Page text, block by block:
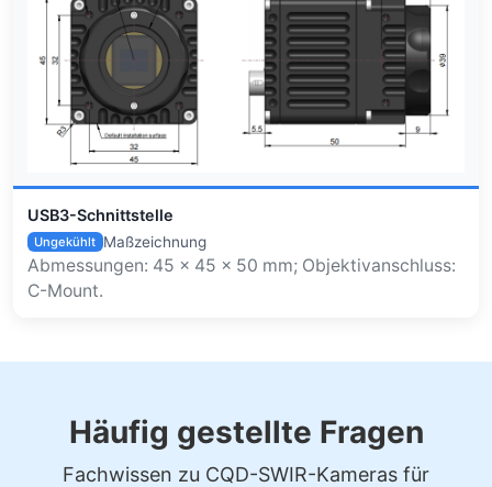
USB3-Schnittstelle
Ungekühlt Maßzeichnung
Abmessungen: 45 × 45 × 50 mm; Objektivanschluss:
C-Mount.
Häufig gestellte Fragen
Fachwissen zu CQD-SWIR-Kameras für